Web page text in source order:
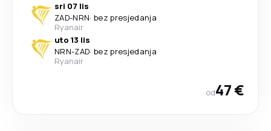
sri 07 lis
ZAD-NRN· bez presjedanja
Ryanair
uto 13 lis
NRN-ZAD· bez presjedanja
Ryanair
od47 €